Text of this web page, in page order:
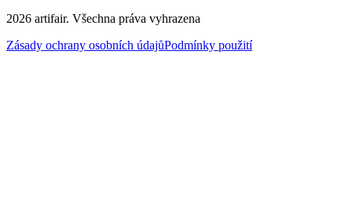
2026 artifair. Všechna práva vyhrazena
Zásady ochrany osobních údajůPodmínky použití